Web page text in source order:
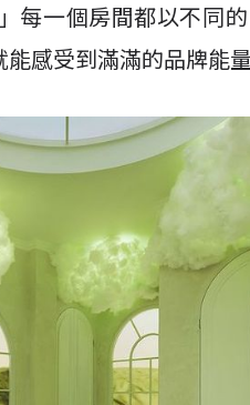
每一個房間都以不同
感受到滿滿的品牌能